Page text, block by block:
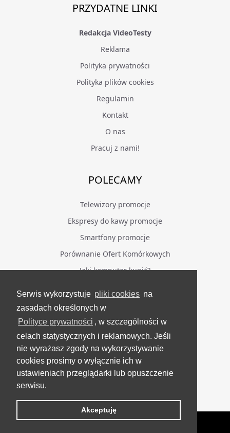
Serwis wykorzystuje pliki cookies na
zasadach określonych w
Polityce prywatności , w szczególności w
celach statystycznych i reklamowych. Jeśli
nie wyrażasz zgody na wykorzystywanie
cookies prosimy o wyłącznie ich w
ustawieniach przeglądarki lub opuszczenie
serwisu.
Akceptuję
PRZYDATNE LINKI
Redakcja VideoTesty
Reklama
Polityka prywatności
Polityka plików cookies
Regulamin
Kontakt
O nas
Pracuj z nami!
POLECAMY
Telewizory promocje
Ekspresy do kawy promocje
Smartfony promocje
Porównanie Ofert Komórkowych
Jaki komputer kupić?
BĄDŹ NA BIEŻĄCO
Facebook
Grupa Testerzy Videotestów
YouTube
Twitter
VideoTesty.pl Wszelkie prawa zastrzeżone